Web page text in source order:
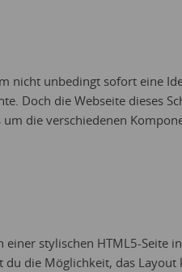
nicht unbedingt sofort eine
Doch die Webseite dieses
die verschiedenen
stylischen HTML5-Seite
die Möglichkeit, das Layout